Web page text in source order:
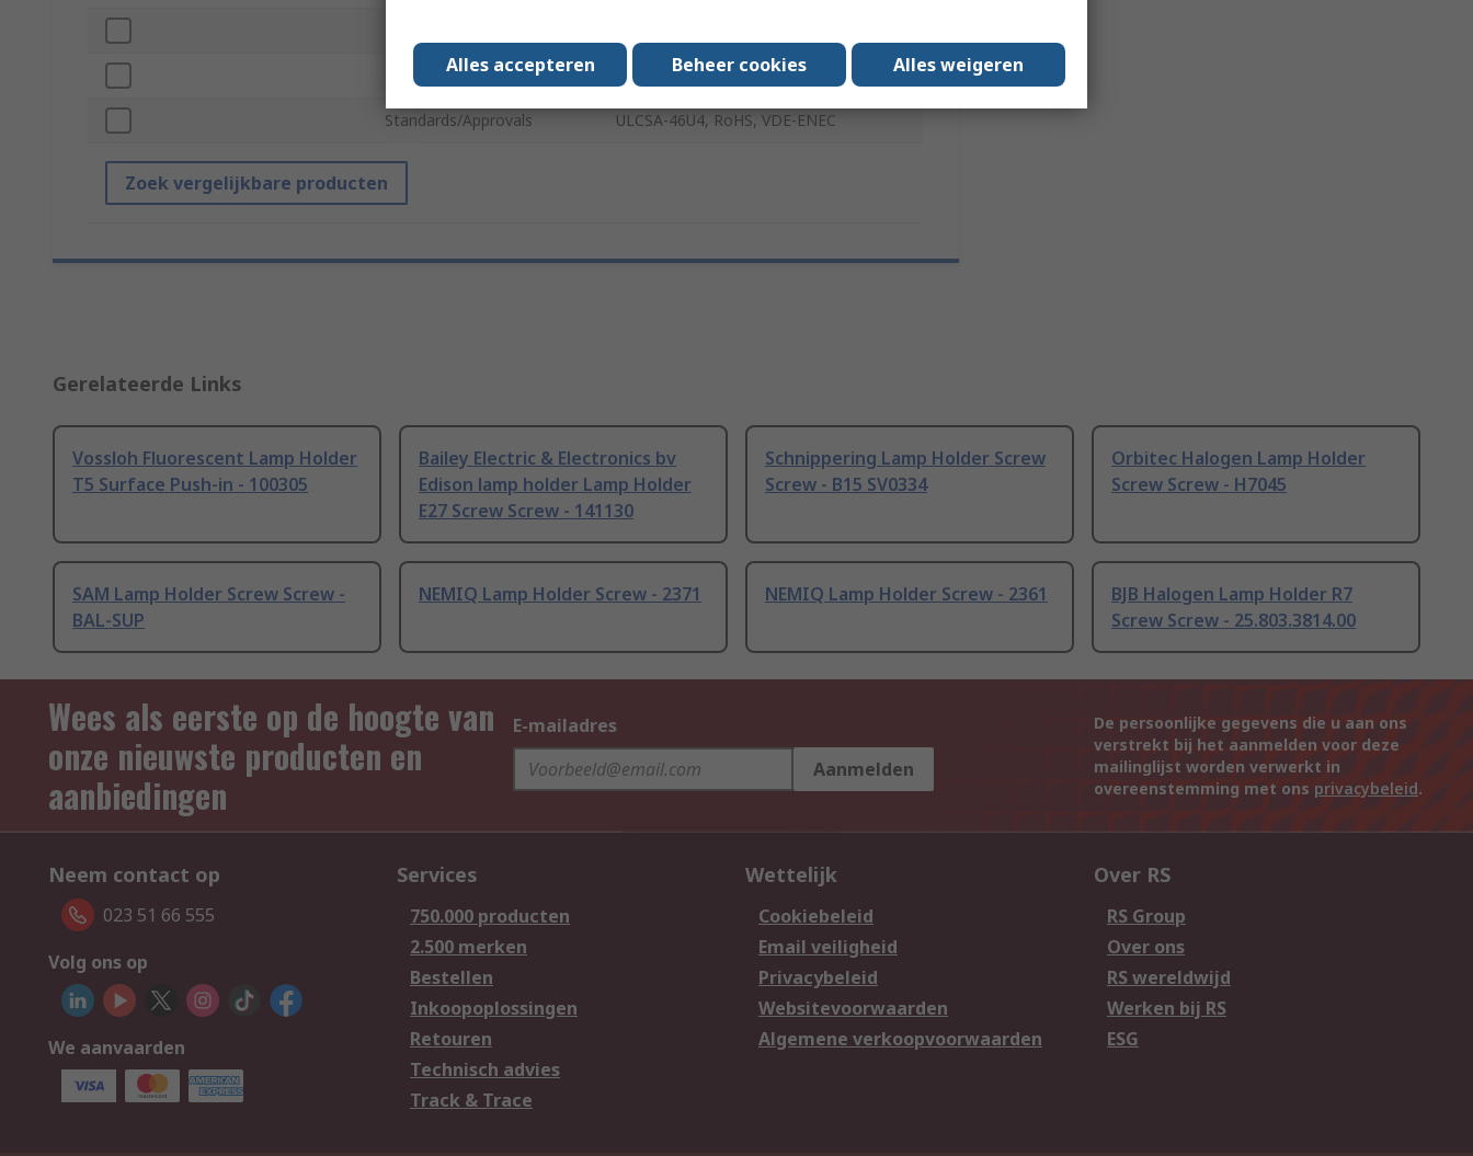
Fixing Method Screw
Standards/Approvals ULCSA-46U4, RoHS, VDE-ENEC
Zoek vergelijkbare producten
Gerelateerde Links
Vossloh Fluorescent Lamp Holder
T5 Surface Push-in - 100305
Bailey Electric & Electronics bv
Edison lamp holder Lamp Holder
E27 Screw Screw - 141130
Schnippering Lamp Holder Screw
Screw - B15 SV0334
Orbitec Halogen Lamp Holder
Screw Screw - H7045
SAM Lamp Holder Screw Screw -
BAL-SUP
NEMIQ Lamp Holder Screw - 2371 NEMIQ Lamp Holder Screw - 2361
BJB Halogen Lamp Holder R7
Screw Screw - 25.803.3814.00
Wees als eerste op de hoogte van
onze nieuwste producten en
aanbiedingen
E-mailadres
Aanmelden
De persoonlijke gegevens die u aan ons
verstrekt bij het aanmelden voor deze
mailinglijst worden verwerkt in
overeenstemming met ons privacybeleid.
Neem contact op
023 51 66 555
Volg ons op
We aanvaarden
Services
750.000 producten
2.500 merken
Bestellen
Inkoopoplossingen
Retouren
Technisch advies
Track & Trace
Wettelijk
Cookiebeleid
Email veiligheid
Privacybeleid
Websitevoorwaarden
Algemene verkoopvoorwaarden
Over RS
RS Group
Over ons
RS wereldwijd
Werken bij RS
ESG
Alles accepteren Beheer cookies Alles weigeren